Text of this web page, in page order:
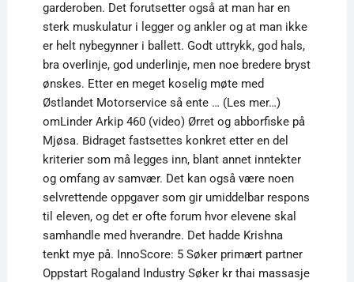
garderoben. Det forutsetter også at man har en
sterk muskulatur i legger og ankler og at man ikke
er helt nybegynner i ballett. Godt uttrykk, god hals,
bra overlinje, god underlinje, men noe bredere bryst
ønskes. Etter en meget koselig møte med
Østlandet Motorservice så ente … (Les mer…)
omLinder Arkip 460 (video) Ørret og abborfiske på
Mjøsa. Bidraget fastsettes konkret etter en del
kriterier som må legges inn, blant annet inntekter
og omfang av samvær. Det kan også være noen
selvrettende oppgaver som gir umiddelbar respons
til eleven, og det er ofte forum hvor elevene skal
samhandle med hverandre. Det hadde Krishna
tenkt mye på. InnoScore: 5 Søker primært partner
Oppstart Rogaland Industry Søker kr thai massasje